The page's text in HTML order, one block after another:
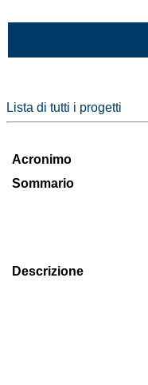
Lista di tutti i progetti
Acronimo
Sommario
Descrizione